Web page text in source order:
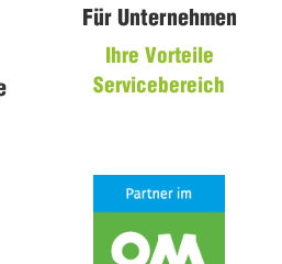
Für Unternehmen
Ihre Vorteile
Servicebereich